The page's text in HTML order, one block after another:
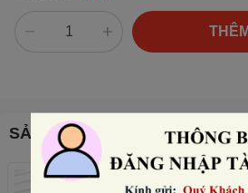
SẢN PHẨM THƯỜNG MUA